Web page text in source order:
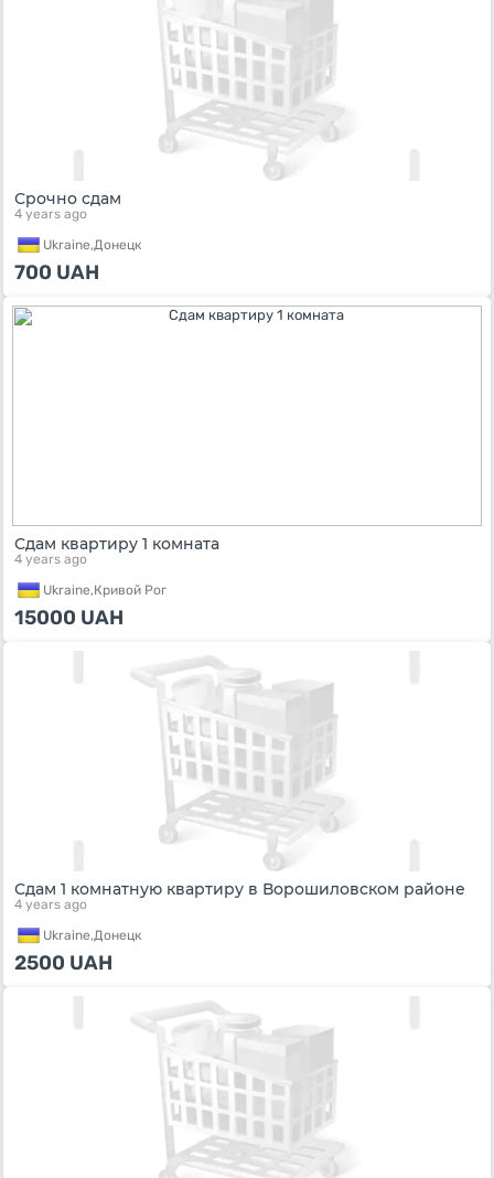
Срочно сдам
4 years ago
Ukraine,Донецк
700 UAH
Сдам квартиру 1 комната
4 years ago
Ukraine,Кривой Рог
15000 UAH
Сдам 1 комнатную квартиру в Ворошиловском районе
4 years ago
Ukraine,Донецк
2500 UAH